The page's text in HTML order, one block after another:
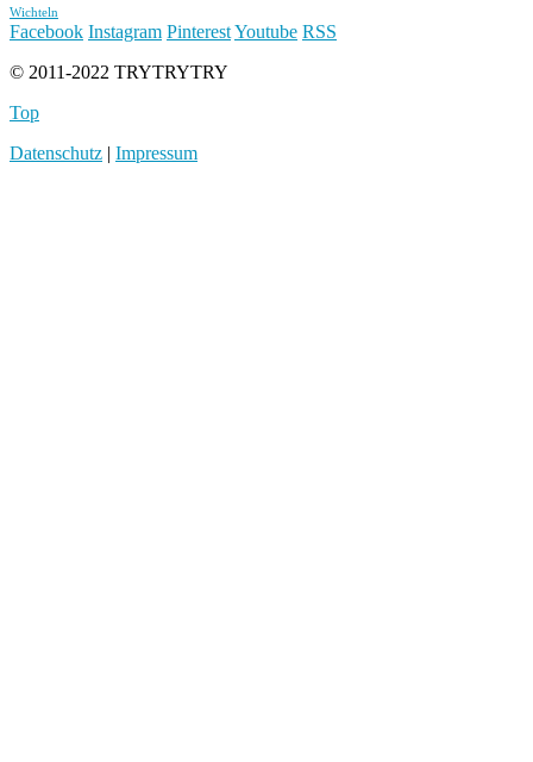
Wichteln
Facebook Instagram PinterestYoutube RSS
© 2011-2022 TRYTRYTRY
Top
Datenschutz | Impressum